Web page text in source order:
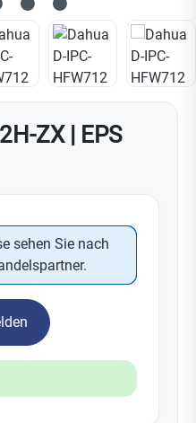
ZX | EPS
sehen Sie nach